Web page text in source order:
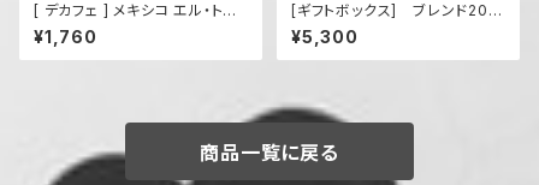
[ デカフェ ] メキシコ エル・トリ
ウンフォ カフェインレス オーガ
ニック 200g
¥1,760
[ギフトボックス] ブレンド200
g x ２袋 + ドリップバッグ１０袋
¥5,300
商品一覧に戻る